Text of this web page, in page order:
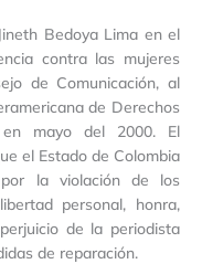
Bedoya Lima en el
contra las mujeres
de Comunicación, al
de Derechos
mayo del 2000. El
el Estado de Colombia
por la violación de los
personal, honra,
de la periodista
de reparación.